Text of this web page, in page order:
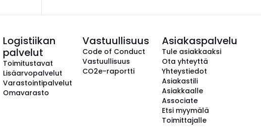
Logistiikan
palvelut
Toimitustavat
Lisäarvopalvelut
Varastointipalvelut
Omavarasto
Vastuullisuus
Code of Conduct
Vastuullisuus
CO2e-raportti
Asiakaspalvelu
Tule asiakkaaksi
Ota yhteyttä
Yhteystiedot
Asiakastili
Asiakkaalle
Associate
Etsi myymälä
Toimittajalle